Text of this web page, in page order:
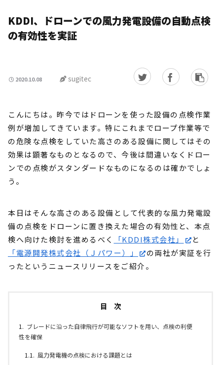
KDDI、ドローンでの風力発電設備の自動点検
の有効性を実証
2020.10.08 sugitec
こんにちは。昨今ではドローンを使った設備の点検作業
例が増加してきています。特にこれまでロープ作業等で
の危険な点検をしていた高さのある設備に関してはその
効果は顕著なものとなるので、今後は間違いなくドロー
ンでの点検がスタンダードなものになるのは確かでしょ
う。
本日はそんな高さのある設備として代表的な風力発電設
備の点検をドローンに置き換えた場合の有効性と、本点
検へ向けた検討を進めるべく
「KDDI株式会社」
と
「電源開発株式会社（Ｊパワー）」
の両社が実証を行
ったというニュースリリースをご紹介。
目 次
ブレードに沿った自律飛行が可能なソフトを用い、点検の利便
性を確保
風力発電機の点検における課題とは